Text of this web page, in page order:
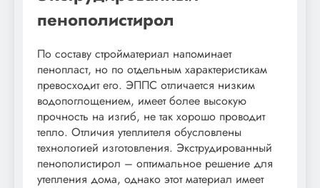
пенополистирол
По составу стройматериал напоминает
пенопласт, но по отдельным характеристикам
превосходит его. ЭППС отличается низким
водопоглощением, имеет более высокую
прочность на изгиб, не так хорошо проводит
тепло. Отличия утеплителя обусловлены
технологией изготовления. Экструдированный
пенополистирол – оптимальное решение для
утепления дома, однако этот материал имеет